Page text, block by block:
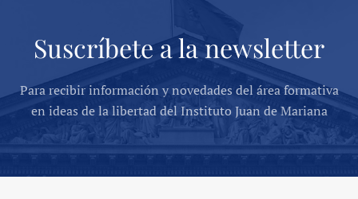
Suscríbete a la newsletter
Para recibir información y novedades del área formativa
en ideas de la libertad del Instituto Juan de Mariana